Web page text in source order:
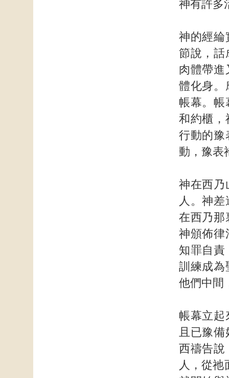
神有許多
神的經綸
節說，話
肉體帶進
體化身。
帳幕。帳
和約櫃，
行動的豫
動，豫表
神在西乃
人。神
在西乃那
神頒佈律
知罪自責
訓練成為
他們中間
帳幕立起
且已豫
西禱告說
人，從祂